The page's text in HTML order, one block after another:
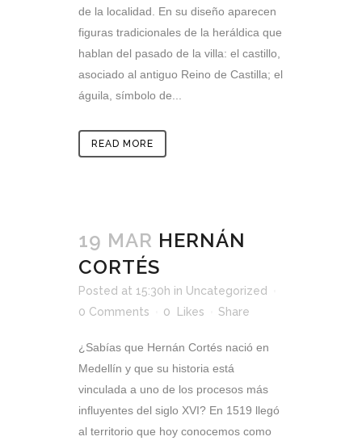
de la localidad. En su diseño aparecen
figuras tradicionales de la heráldica que
hablan del pasado de la villa: el castillo,
asociado al antiguo Reino de Castilla; el
águila, símbolo de...
READ MORE
19 MAR HERNÁN
CORTÉS
Posted at 15:30h in Uncategorized
0 Comments
0 Likes Share
¿Sabías que Hernán Cortés nació en
Medellín y que su historia está
vinculada a uno de los procesos más
influyentes del siglo XVI? En 1519 llegó
al territorio que hoy conocemos como